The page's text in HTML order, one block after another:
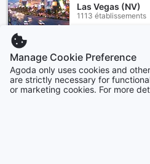
Las Vegas (NV)
1113 établissements
Voir plus
Tout
Manage Cookie Preference
Agoda only uses cookies and
are strictly necessary for
or marketing cookies. For more